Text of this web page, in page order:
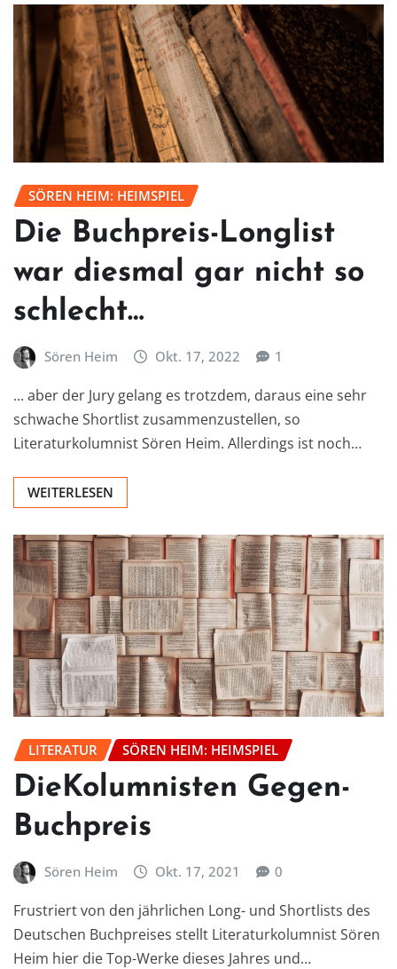
SÖREN HEIM: HEIMSPIEL
Die Buchpreis-Longlist
war diesmal gar nicht so
schlecht…
Sören Heim Okt. 17, 2022 1
... aber der Jury gelang es trotzdem, daraus eine sehr
schwache Shortlist zusammenzustellen, so
Literaturkolumnist Sören Heim. Allerdings ist noch…
WEITERLESEN
LITERATUR SÖREN HEIM: HEIMSPIEL
DieKolumnisten Gegen-
Buchpreis
Sören Heim Okt. 17, 2021 0
Frustriert von den jährlichen Long- und Shortlists des
Deutschen Buchpreises stellt Literaturkolumnist Sören
Heim hier die Top-Werke dieses Jahres und…